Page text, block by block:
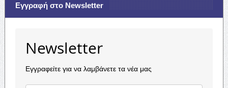
Εγγραφή στο Newsletter
Newsletter
Εγγραφείτε για να λαμβάνετε τα νέα μας